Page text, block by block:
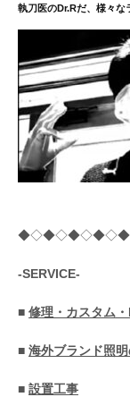
執刀医のDr.Rだ、様々な
-SERVICE-
■ 修理・カスタム
■ 海外ブランド照
■ 設置工事